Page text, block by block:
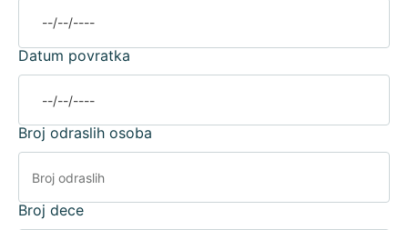
Datum povratka
Broj odraslih osoba
Broj dece